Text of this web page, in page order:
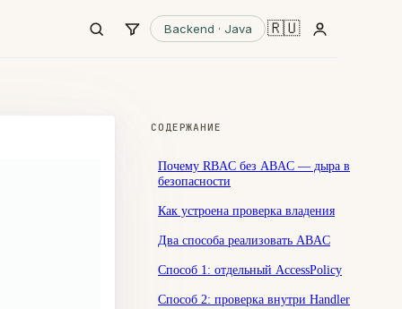
Backend · Java 🇷🇺
СОДЕРЖАНИЕ
Почему RBAC без ABAC — дыра в
безопасности
Как устроена проверка владения
Два способа реализовать ABAC
Способ 1: отдельный AccessPolicy
Способ 2: проверка внутри Handler